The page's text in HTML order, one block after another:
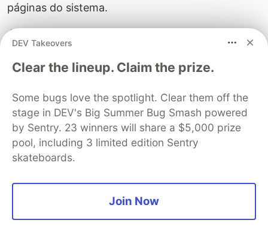
páginas do sistema.
Adicionando validações ao modelo
Person
Embora funcional, o gerenciador de cadastro não
garantir que os dados informados sejam válidos.
Através do VSCode, abra o arquivo
app/models/person.rb (utilize o Ctrl + p
buscar o arquivo) e adicione as validações:
validates :first_name, :last_name, presence: true
DEV Takeovers
Clear the lineup. Claim the prize.
Some bugs love the spotlight. Clear them off the
stage in DEV's Big Summer Bug Smash powered
by Sentry. 23 winners will share a $5,000 prize
pool, including 3 limited edition Sentry
skateboards.
Join Now